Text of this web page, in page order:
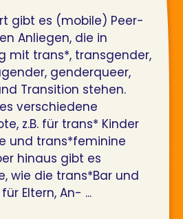
gibt es (mobile) Peer-
Anliegen, die in
mit trans*, transgender,
genderqueer,
Transition stehen.
verschiedene
z.B. für trans* Kinder
und trans*feminine
hinaus gibt es
wie die trans*Bar und
Eltern, An- ...